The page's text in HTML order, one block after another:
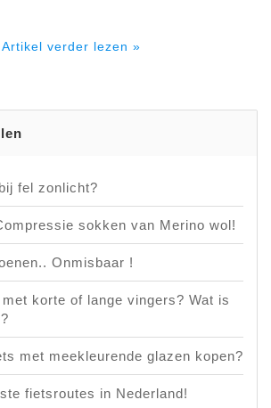
Artikel verder lezen »
fel zonlicht?
sokken van Merino wol!
Onmisbaar !
korte of lange vingers? Wat is
met meekleurende glazen kopen?
fietsroutes in Nederland!